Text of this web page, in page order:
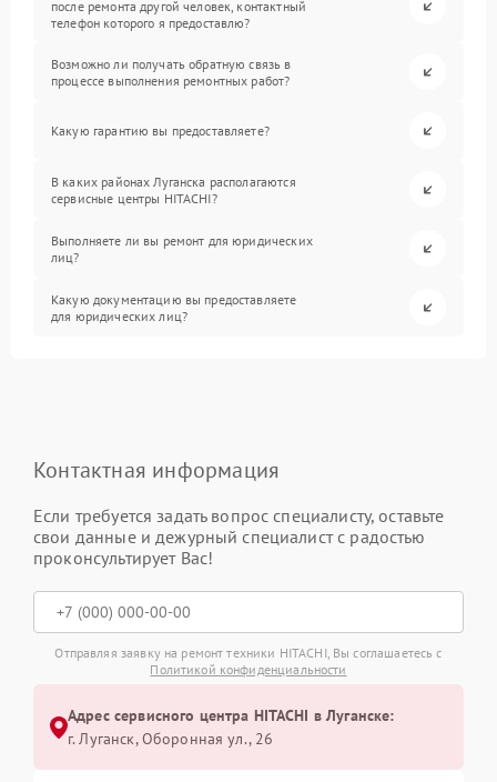
после ремонта другой человек, контактный
телефон которого я предоставлю?
Возможно ли получать обратную связь в
процессе выполнения ремонтных работ?
Какую гарантию вы предоставляете?
В каких районах Луганска располагаются
сервисные центры HITACHI?
Выполняете ли вы ремонт для юридических
лиц?
Какую документацию вы предоставляете
для юридических лиц?
Контактная информация
Если требуется задать вопрос специалисту, оставьте
свои данные и дежурный специалист с радостью
проконсультирует Вас!
Отправляя заявку на ремонт техники HITACHI, Вы соглашаетесь с
Политикой конфиденциальности
Адрес сервисного центра HITACHI в Луганске:
г. Луганск, Оборонная ул., 26